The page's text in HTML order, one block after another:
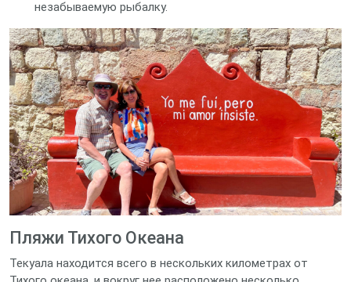
незабываемую рыбалку.
Пляжи Тихого Океана
Текуала находится всего в нескольких километрах от